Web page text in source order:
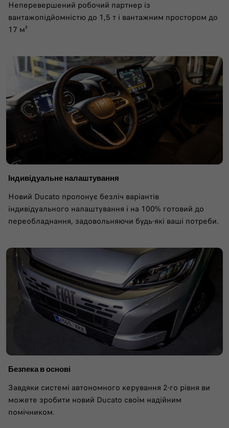
Неперевершений робочий партнер із
вантажопідйомністю до 1,5 т і вантажним простором до
17 м³
Індивідуальне налаштування
Новий Ducato пропонує безліч варіантів
індивідуального налаштування і на 100% готовий до
переобладнання, задовольняючи будь-які ваші потреби.
Безпека в основі
Завдяки системі автономного керування 2-го рівня ви
можете зробити новий Ducato своїм надійним
помічником.